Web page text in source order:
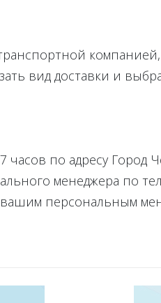
вид доставки и
часов по адресу Город
менеджера по
вашим персональным